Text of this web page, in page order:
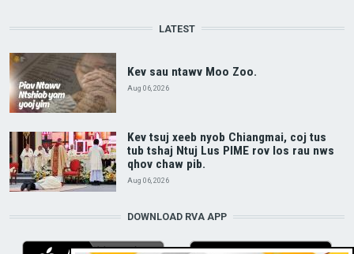
LATEST
Kev sau ntawv Moo Zoo.
Aug 06, 2026
Kev tsuj xeeb nyob Chiangmai, coj tus
tub tshaj Ntuj Lus PIME rov los rau nws
qhov chaw pib.
Aug 06, 2026
DOWNLOAD RVA APP